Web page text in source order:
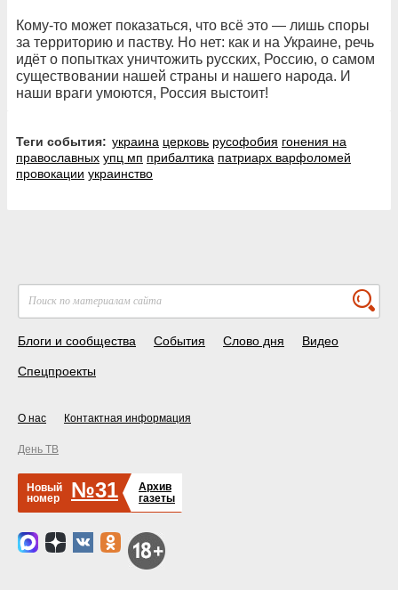
Кому-то может показаться, что всё это — лишь споры
за территорию и паству. Но нет: как и на Украине, речь
идёт о попытках уничтожить русских, Россию, о самом
существовании нашей страны и нашего народа. И
наши враги умоются, Россия выстоит!
Теги события: украина церковь русофобия гонения на
православных упц мп прибалтика патриарх варфоломей
провокации украинство
Блоги и сообщества События Слово дня Видео
Спецпроекты
О нас Контактная информация
День ТВ
Новый
номер
№31
Архив
газеты